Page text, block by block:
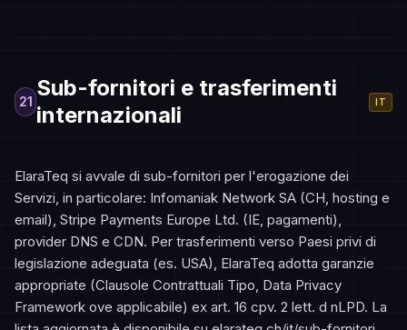
21
Sub-fornitori e trasferimenti
internazionali
IT
ElaraTeq si avvale di sub-fornitori per l'erogazione dei
Servizi, in particolare: Infomaniak Network SA (CH, hosting e
email), Stripe Payments Europe Ltd. (IE, pagamenti),
provider DNS e CDN. Per trasferimenti verso Paesi privi di
legislazione adeguata (es. USA), ElaraTeq adotta garanzie
appropriate (Clausole Contrattuali Tipo, Data Privacy
Framework ove applicabile) ex art. 16 cpv. 2 lett. d nLPD. La